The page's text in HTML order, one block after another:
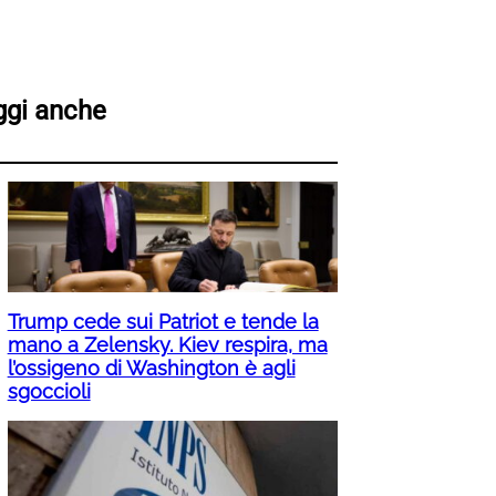
anche
Trump cede sui Patriot e tende la
mano a Zelensky. Kiev respira, ma
l’ossigeno di Washington è agli
sgoccioli